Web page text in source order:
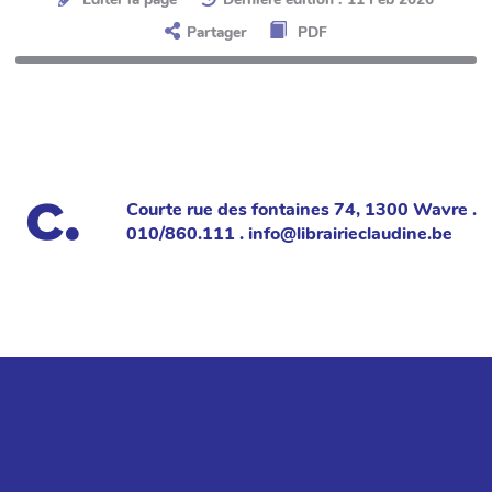
Partager
PDF
Courte rue des fontaines 74, 1300 Wavre .
010/860.111 . info@librairieclaudine.be